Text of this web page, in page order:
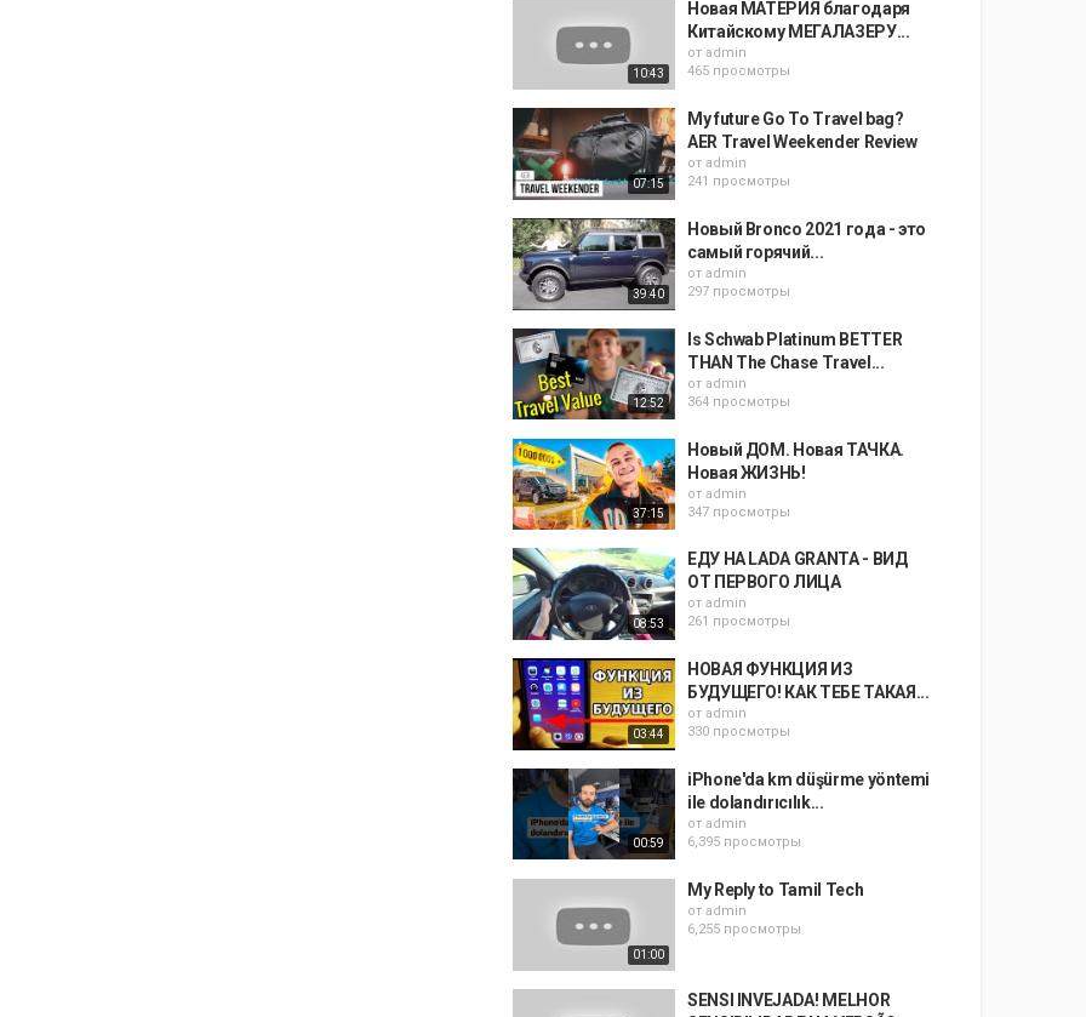
10:43
Новая МАТЕРИЯ благодаря
Китайскому МЕГАЛАЗЕРУ...
от admin
465 просмотры
07:15
My future Go To Travel bag?
AER Travel Weekender Review
от admin
241 просмотры
39:40
Новый Bronco 2021 года - это
самый горячий...
от admin
297 просмотры
12:52
Is Schwab Platinum BETTER
THAN The Chase Travel...
от admin
364 просмотры
37:15
Новый ДОМ. Новая ТАЧКА.
Новая ЖИЗНЬ!
от admin
347 просмотры
08:53
ЕДУ НА LADA GRANTA - ВИД
ОТ ПЕРВОГО ЛИЦА
от admin
261 просмотры
03:44
НОВАЯ ФУНКЦИЯ ИЗ
БУДУЩЕГО! КАК ТЕБЕ ТАКАЯ...
от admin
330 просмотры
00:59
iPhone'da km düşürme yöntemi
ile dolandırıcılık...
от admin
6,395 просмотры
01:00
My Reply to Tamil Tech
от admin
6,255 просмотры
SENSI INVEJADA! MELHOR